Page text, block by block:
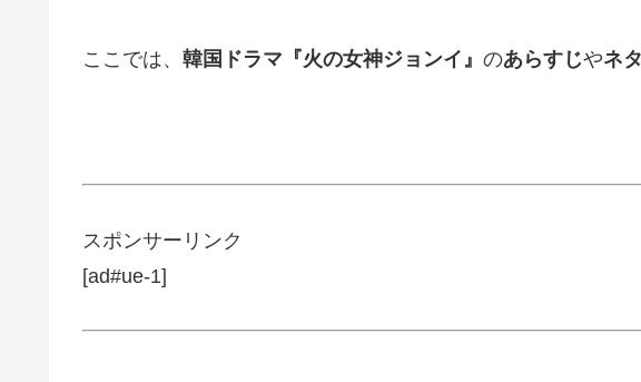
ここでは、 韓国ドラマ『火の女神ジョンイ』 のあらすじやネ
スポンサーリンク
[ad#ue-1]